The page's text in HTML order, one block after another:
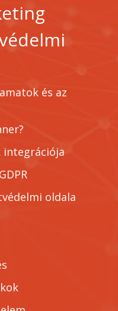
és az
integrációja
oldala